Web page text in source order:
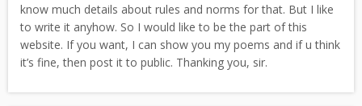
know much details about rules and norms for that. But I like
to write it anyhow. So I would like to be the part of this
website. If you want, I can show you my poems and if u think
it’s fine, then post it to public. Thanking you, sir.